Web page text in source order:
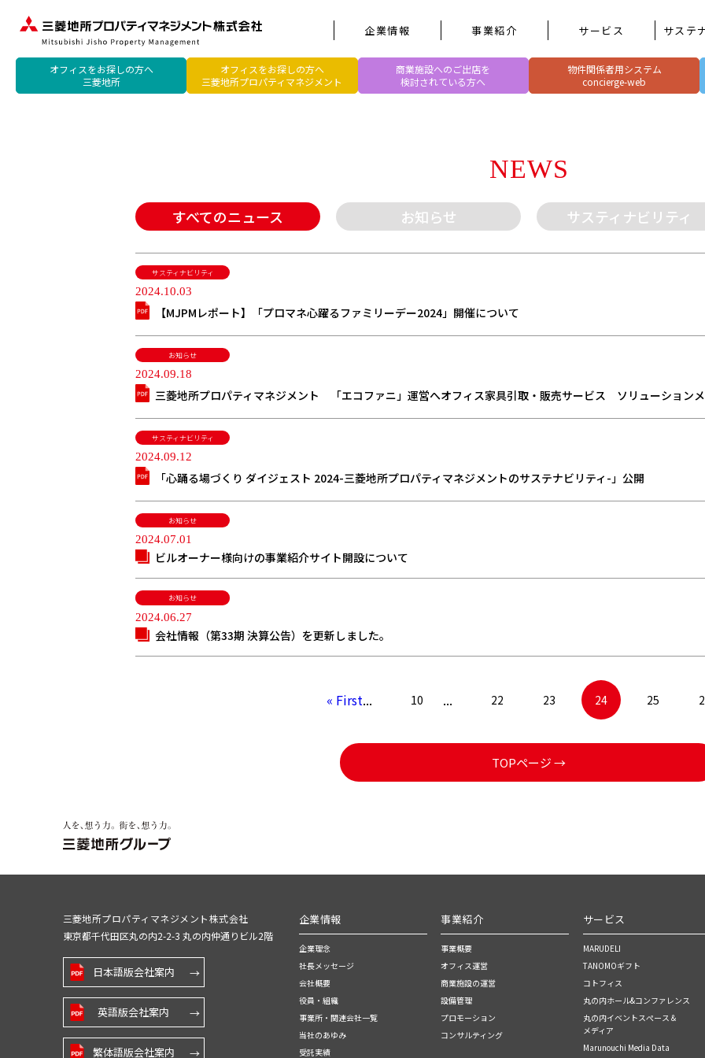
企業情報 事業紹介 サービス サステ
NEWS
すべてのニュース お知らせ サスティナビリティ
サスティナビリティ
2024.10.03
【MJPMレポート】「プロマネ心躍るファミリーデー2024」開催について
お知らせ
2024.09.18
三菱地所プロパティマネジメント 「エコファニ」運営へオフィス家具引取・販売サービス ソリューション
サスティナビリティ
2024.09.12
「心踊る場づくり ダイジェスト 2024-三菱地所プロパティマネジメントのサステナビリティ-」公開
お知らせ
2024.07.01
ビルオーナー様向けの事業紹介サイト開設について
お知らせ
2024.06.27
会社情報（第33期 決算公告）を更新しました。
« First... 10 ... 22 23 24 25
TOPページ →
三菱地所プロパティマネジメント株式会社
東京都千代田区丸の内2-2-3 丸の内仲通りビル2階
企業情報
企業理念
社長メッセージ
会社概要
役員・組織
事業所・関連会社一覧
当社のあゆみ
受託実績
事業紹介
事業概要
オフィス運営
商業施設の運営
設備管理
プロモーション
コンサルティング
サービス
MARUDELI
TANOMOギフト
コトフィス
丸の内ホール&コンファレンス
丸の内イベントスぺース＆
メディア
Marunouchi Media Data
日本語版会社案内
英語版会社案内
繁体語版会社案内
オフィスをお探しの方へ
三菱地所
オフィスをお探しの方へ
三菱地所プロパティマネジメント
商業施設へのご出店を
検討されている方へ
物件関係者用システム
concierge-web